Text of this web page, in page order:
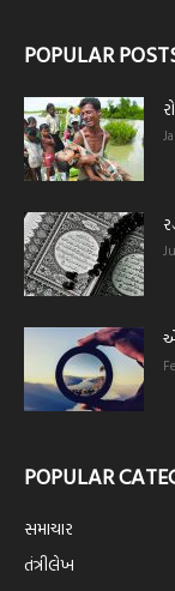
POPULAR
POPULAR
સમાચાર
તંત્રીલેખ